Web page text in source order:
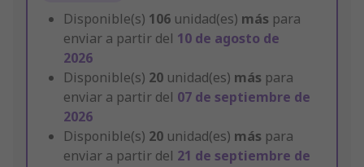
Disponible(s) 106 unidad(es) más para
enviar a partir del 10 de agosto de
2026
Disponible(s) 20 unidad(es) más para
enviar a partir del 07 de septiembre de
2026
Disponible(s) 20 unidad(es) más para
enviar a partir del 21 de septiembre de